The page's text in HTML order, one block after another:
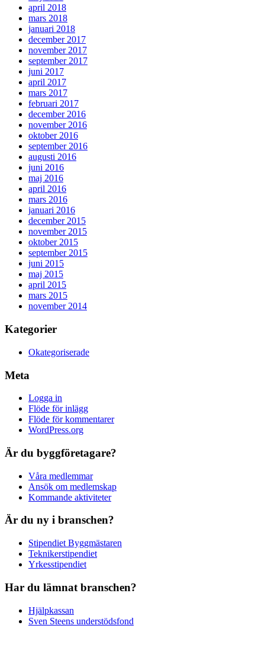
april 2018
mars 2018
januari 2018
december 2017
november 2017
september 2017
juni 2017
april 2017
mars 2017
februari 2017
december 2016
november 2016
oktober 2016
september 2016
augusti 2016
juni 2016
maj 2016
april 2016
mars 2016
januari 2016
december 2015
november 2015
oktober 2015
september 2015
juni 2015
maj 2015
april 2015
mars 2015
november 2014
Kategorier
Okategoriserade
Meta
Logga in
Flöde för inlägg
Flöde för kommentarer
WordPress.org
Är du byggföretagare?
Våra medlemmar
Ansök om medlemskap
Kommande aktiviteter
Är du ny i branschen?
Stipendiet Byggmästaren
Teknikerstipendiet
Yrkesstipendiet
Har du lämnat branschen?
Hjälpkassan
Sven Steens understödsfond